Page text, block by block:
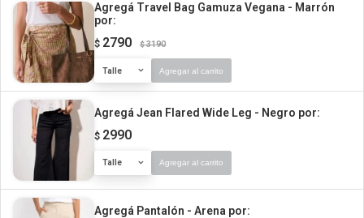
Agregá Travel Bag Gamuza Vegana - Marrón
por:
$ 2790 $ 3190
Talle Agregar al carrito
Agregá Jean Flared Wide Leg - Negro por:
$ 2990
Talle Agregar al carrito
Agregá Pantalón - Arena por: